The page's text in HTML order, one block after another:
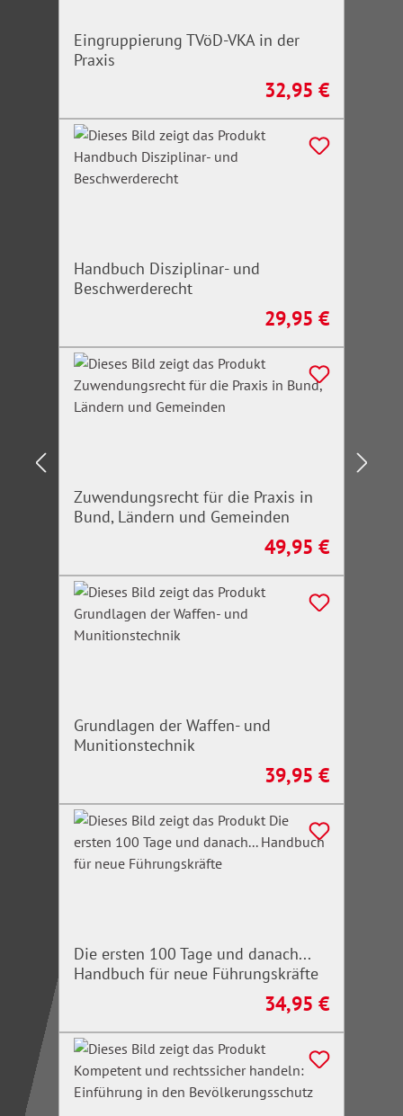
Eingruppierung TVöD-VKA in der
Praxis
Regulärer Preis:
32,95 €
Handbuch Disziplinar- und
Beschwerderecht
Regulärer Preis:
29,95 €
Zuwendungsrecht für die Praxis in
Bund, Ländern und Gemeinden
Regulärer Preis:
49,95 €
Grundlagen der Waffen- und
Munitionstechnik
Regulärer Preis:
39,95 €
Die ersten 100 Tage und danach...
Handbuch für neue Führungskräfte
Regulärer Preis:
34,95 €